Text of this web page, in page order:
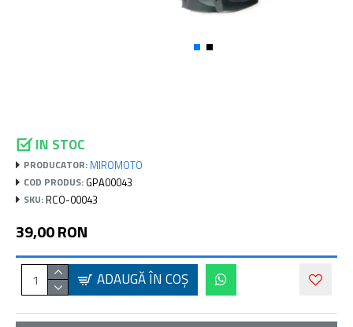
IN STOC
PRODUCATOR: MIROMOTO
COD PRODUS: GPA00043
SKU: RCO-00043
39,00 RON
ADAUGĂ ÎN COŞ